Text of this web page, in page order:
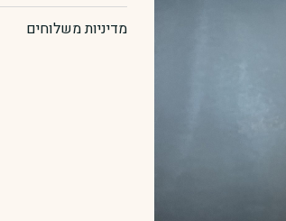
מדיניות משלוחים